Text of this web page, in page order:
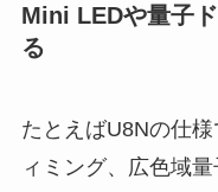
Mini LEDや量子
る
たとえばU8Nの仕
ィミング、広色域